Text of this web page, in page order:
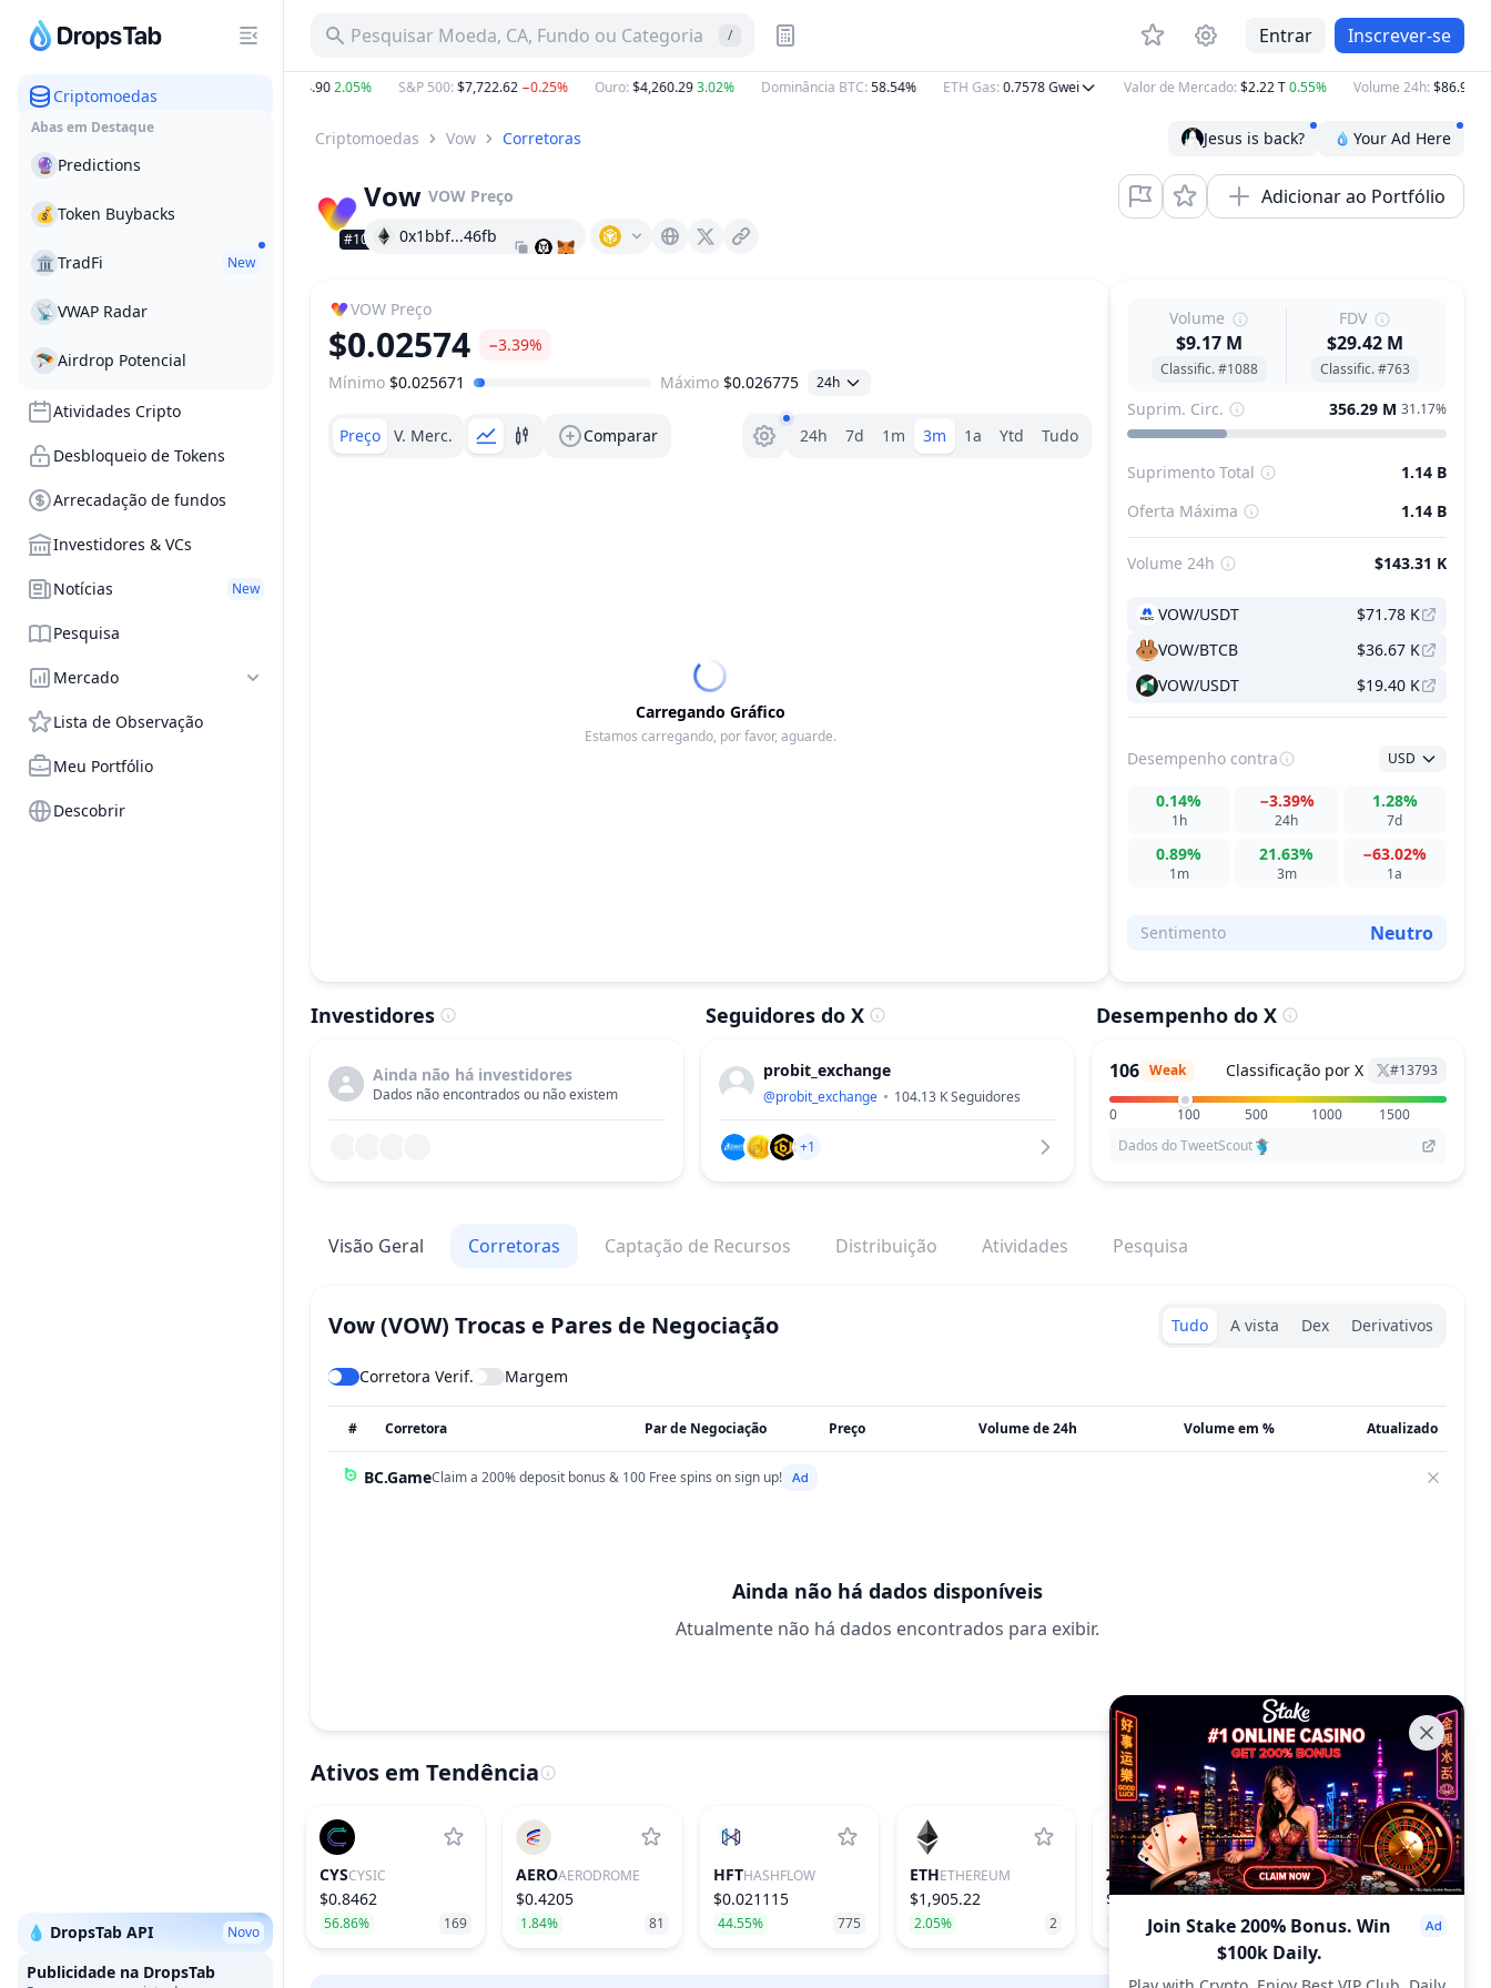
Criptomoedas
Abas em Destaque
🔮 Predictions
💰 Token Buybacks
🏛 TradFi New
📡 VWAP Radar
🪂Airdrop Potencial
Atividades Cripto
Desbloqueio de Tokens
Arrecadação de fundos
Investidores & VCs
Notícias New
Pesquisa
Mercado
Lista de Observação
Meu Portfólio
Descobrir
💧 DropsTab API Novo
Publicidade na DropsTab
Pesquisar Moeda, CA, Fundo ou Categoria / Entrar Inscrever-se
BTC :$64,646.00 $1,904.902.05% S&P 500:$7,722.62−0.25% Ouro:$4,260.293.02% Dominância BTC:58.54% ETH Gas:0.7578Gwei Valor de Mercado:$2.22 T 0.55% Volume 24h:$86.90 B
Criptomoedas Vow Corretoras Jesus is back? Your Ad Here
#1088
Vow VOW Preço Adicionar ao Portfólio
0x1bbf...46fb Vow.foundation X (Twitter)
VOW Preço
$0.02574 −3.39%
Faixa de preço
Mínimo $0.025671 Máximo $0.026775 24h
Preço V. Merc. Comparar Seletor de faixa
24h 7d 1m 3m 1a Ytd Tudo
Carregando Gráfico
Estamos carregando, por favor, aguarde.
Volume
$9.17 M
Classific. #1088
FDV
$29.42 M
Classific. #763
Suprim. Circ. 356.29 M 31.17%
Suprimento Total
1.14 B
Oferta Máxima
1.14 B
Volume 24h $143.31 K
VOW/USDT
$71.78 K
VOW/BTCB
$36.67 K
VOW/USDT
$19.40 K
Desempenho contra USD
1h
0.14%
24h
−3.39%
7d
1.28%
1m
0.89%
3m
21.63%
1a
−63.02%
Sentimento Neutro
Investidores
Ainda não há investidores
Dados não encontrados ou não existem
Seguidores do X
probit_exchange
@probit_exchange 104.13 KSeguidores
+1
Desempenho do X
106 Weak Classificação por X #13793
0 100 500 1000
1500
Dados do TweetScout
Visão Geral Corretoras Captação de Recursos Distribuição Atividades Pesquisa
Vow(VOW) Trocas e Pares de Negociação Exchanges type
Tudo A vista Dex Derivativos
Corretora Verif. Margem
# Corretora Par de Negociação Preço Volume de 24h Volume em % Atualizado
BC.GameClaim a 200% deposit bonus & 100 Free spins on sign up!
Ainda não há dados disponíveis
Atualmente não há dados encontrados para exibir.
Ativos em Tendência
CYSCYSIC
$0.8462
56.86% 169
AEROAERODROME
$0.4205
1.84% 81
HFTHASHFLOW
$0.021115
44.55% 775
ETHETHEREUM
$1,905.22
2.05% 2
ZKZKSYNC
$0.00798
1.74% 240
Join Stake 200% Bonus. Win
$100k Daily.